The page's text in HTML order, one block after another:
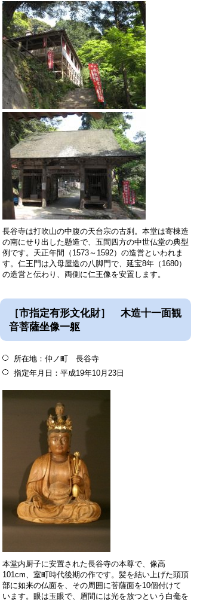
長谷寺は打吹山の中腹の天台宗の古刹。本堂は寄棟造
の南にせり出した懸造で、五間四方の中世仏堂の典型
例です。天正年間（ 1573～ 1592）の造営といわれま
す。仁王門は入母屋造の八脚門で、延宝8年（ 1680）
の造営と伝わり、両側に仁王像を安置します。
［市指定有形文化財］ 木造十一面観
音菩薩坐像一躯
所在地：仲ノ町 長谷寺
指定年月日：平成19年10月23日
本堂内厨子に安置された長谷寺の本尊で、像高
101cm、室町時代後期の作です。髪を結い上げた頭頂
部に如来の仏面を、その周囲に菩薩面を10個付けて
います。眼は玉眼で、眉間には光を放つという白毫を